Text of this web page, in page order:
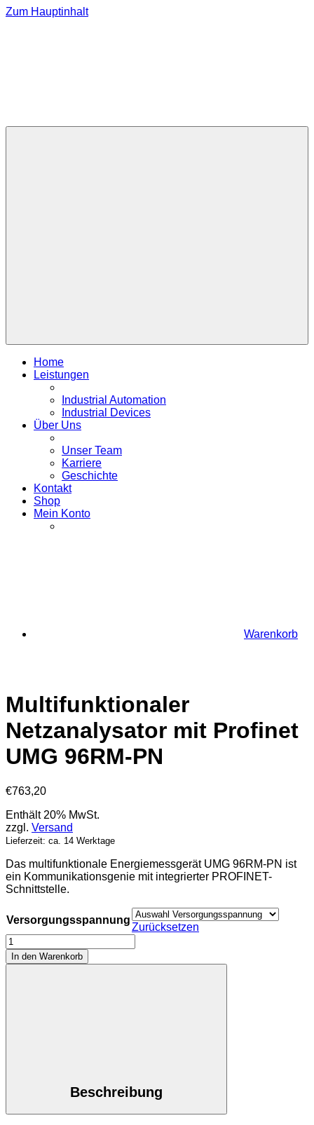
Zum Hauptinhalt
Home
Leistungen
Industrial Automation
Industrial Devices
Über Uns
Unser Team
Karriere
Geschichte
Kontakt
Shop
Mein Konto
Warenkorb
Multifunktionaler
Netzanalysator mit Profinet
UMG 96RM-PN
€763,20
Enthält 20% MwSt.
zzgl. Versand
Lieferzeit: ca. 14 Werktage
Das multifunktionale Energiemessgerät UMG 96RM-PN ist
ein Kommunikationsgenie mit integrierter PROFINET-
Schnittstelle.
Versorgungsspannung
Zurücksetzen
Multifunktionaler
Netzanalysator
mit
In den Warenkorb
Beschreibung